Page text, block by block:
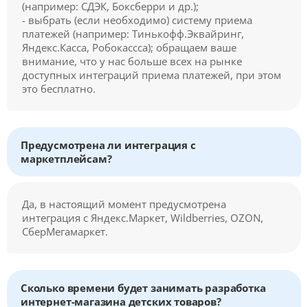
(например: СДЭК, Боксберри и др.);
- выбрать (если необходимо) систему приема
платежей (например: Тинькофф.Эквайринг,
Яндекс.Касса, Робокассса); обращаем ваше
внимание, что у нас больше всех на рынке
доступных интеграций приема платежей, при этом
это бесплатно.
Предусмотрена ли интеграция с
маркетплейсам?
Да, в настоящий момент предусмотрена
интеграция с Яндекс.Маркет, Wildberries, OZON,
СберМегамаркет.
Сколько времени будет занимать разработка
интернет-магазина детских товаров?